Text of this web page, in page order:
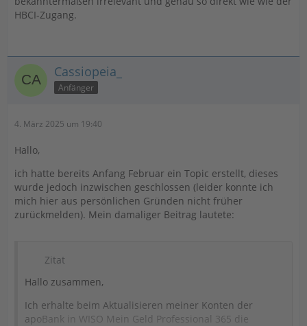
HBCI-Zugang.
Cassiopeia_
Anfänger
4. März 2025 um 19:40
Hallo,
ich hatte bereits Anfang Februar ein Topic erstellt, dieses
wurde jedoch inzwischen geschlossen (leider konnte ich
mich hier aus persönlichen Gründen nicht früher
zurückmelden). Mein damaliger Beitrag lautete:
Zitat
Hallo zusammen,
Ich erhalte beim Aktualisieren meiner Konten der
apoBank in WISO Mein Geld Professional 365 die